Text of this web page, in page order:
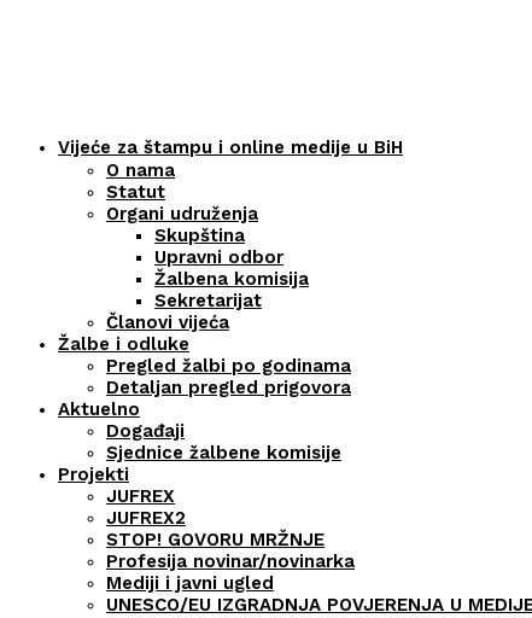
Vijeće za štampu i online medije u BiH
O nama
Statut
Organi udruženja
Skupština
Upravni odbor
Žalbena komisija
Sekretarijat
Članovi vijeća
Žalbe i odluke
Pregled žalbi po godinama
Detaljan pregled prigovora
Aktuelno
Događaji
Sjednice žalbene komisije
Projekti
JUFREX
JUFREX2
STOP! GOVORU MRŽNJE
Profesija novinar/novinarka
Mediji i javni ugled
UNESCO/EU IZGRADNJA POVJERENJA U